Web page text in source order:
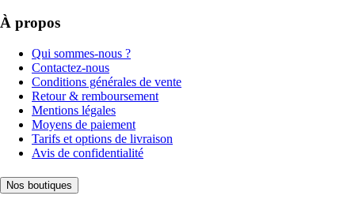
À propos
Qui sommes-nous ?
Contactez-nous
Conditions générales de vente
Retour & remboursement
Mentions légales
Moyens de paiement
Tarifs et options de livraison
Avis de confidentialité
Nos boutiques